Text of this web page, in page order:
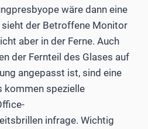
wäre dann eine
der Betroffene Monitor
aber in der Ferne. Auch
der Fernteil des Glases auf
angepasst ist, sind eine
kommen spezielle
infrage. Wichtig